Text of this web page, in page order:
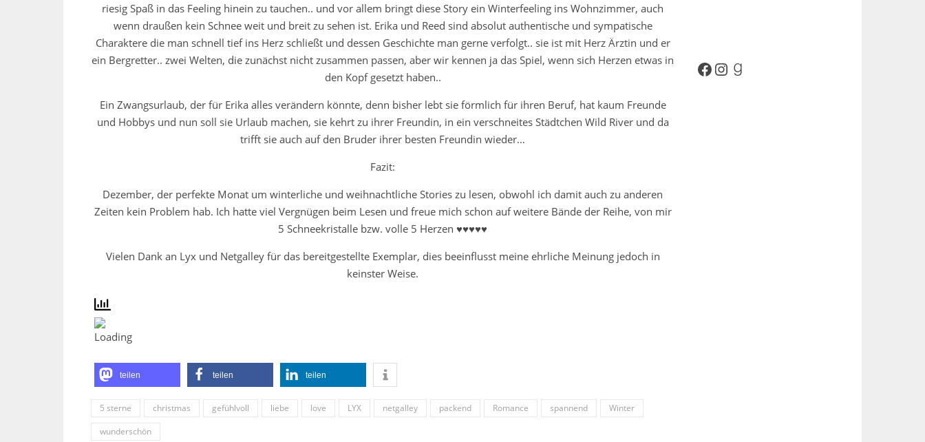
riesig Spaß in das Feeling hinein zu tauchen.. und vor allem bringt diese Story ein Winterfeeling ins Wohnzimmer, auch
wenn draußen kein Schnee weit und breit zu sehen ist. Erika und Reed sind absolut authentische und sympatische
Charaktere die man schnell tief ins Herz schließt und dessen Geschichte man gerne verfolgt.. sie ist mit Herz Ärztin und er
ein Bergretter.. zwei Welten, die zunächst nicht zusammen passen, aber wir kennen ja das Spiel, wenn sich Herzen etwas in
den Kopf gesetzt haben..
Ein Zwangsurlaub, der für Erika alles verändern könnte, denn bisher lebt sie förmlich für ihren Beruf, hat kaum Freunde
und Hobbys und nun soll sie Urlaub machen, sie kehrt zu ihrer Freundin, in ein verschneites Städtchen Wild River und da
trifft sie auch auf den Bruder ihrer besten Freundin wieder…
Fazit:
Dezember, der perfekte Monat um winterliche und weihnachtliche Stories zu lesen, obwohl ich damit auch zu anderen
Zeiten kein Problem hab. Ich hatte viel Vergnügen beim Lesen und freue mich schon auf weitere Bände der Reihe, von mir
5 Schneekristalle bzw. volle 5 Herzen ♥♥♥♥♥
Vielen Dank an Lyx und Netgalley für das bereitgestellte Exemplar, dies beeinflusst meine ehrliche Meinung jedoch in
keinster Weise.
teilen teilen teilen
5 sterne christmas gefühlvoll liebe love LYX netgalley packend Romance spannend
Winter
wunderschön
Facebook
Instagram
Goodreads